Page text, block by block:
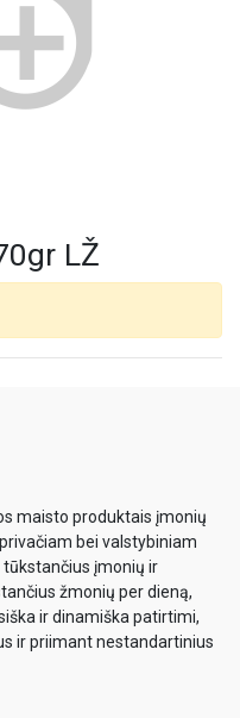
LŽ
maisto produktais įmonių
bei valstybiniam
įmonių ir
žmonių per dieną,
ir dinamiška patirtimi,
ir priimant nestandartinius